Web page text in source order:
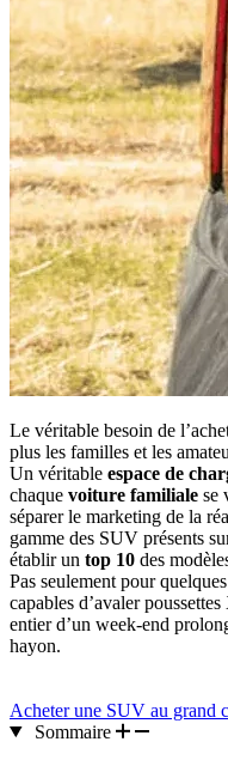
Le véritable besoin de
plus les familles et les
Un véritable espace de
chaque voiture familiale se
séparer le marketing de la
gamme des SUV présents
établir un top 10 des
Pas seulement pour
capables d’avaler
entier d’un week-end
hayon.
Acheter une SUV au grand
Sommaire